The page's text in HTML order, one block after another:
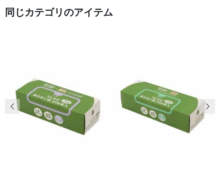
同じカテゴリのアイテム
前の画像 次